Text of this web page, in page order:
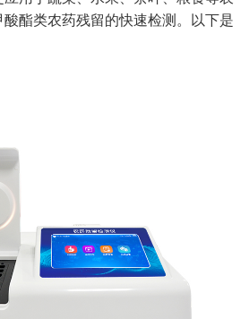
酯类农药残留的快速检测。以下是